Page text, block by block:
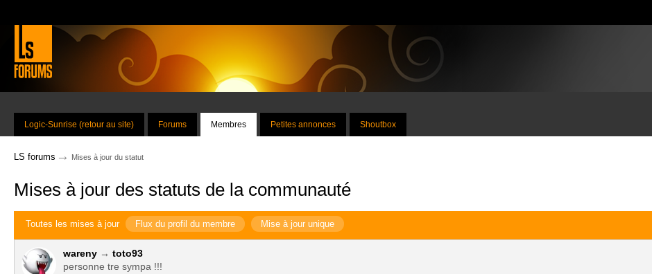
Logic-Sunrise (retour au site) Forums Membres Petites annonces Shoutbox
LS forums → Mises à jour du statut
Mises à jour des statuts de la communauté
Toutes les mises à jour Flux du profil du membre Mise à jour unique
wareny → toto93
personne tre sympa !!!